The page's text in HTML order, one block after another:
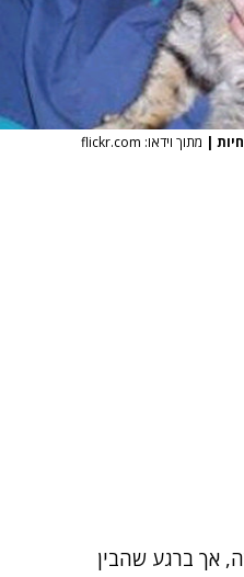
| מתוך וידאו: flickr.com
אך ברגע שהבין